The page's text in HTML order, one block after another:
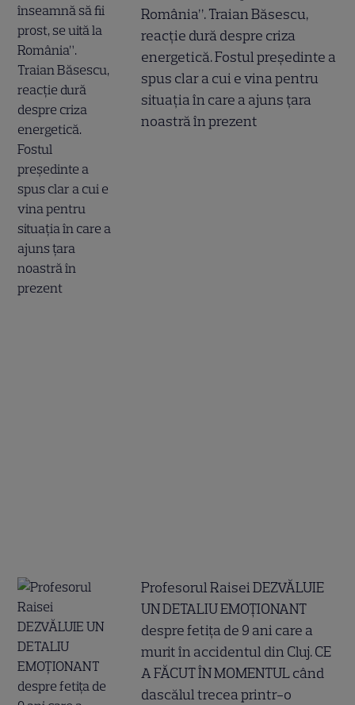
România”. Traian Băsescu,
reacție dură despre criza
energetică. Fostul președinte a
spus clar a cui e vina pentru
situația în care a ajuns țara
noastră în prezent
Profesorul Raisei DEZVĂLUIE
UN DETALIU EMOȚIONANT
despre fetița de 9 ani care a
murit în accidentul din Cluj. CE
A FĂCUT ÎN MOMENTUL când
dascălul trecea printr-o